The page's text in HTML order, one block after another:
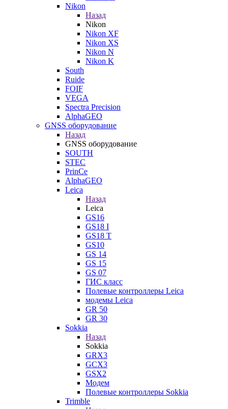
Nikon
Назад
Nikon
Nikon XF
Nikon XS
Nikon N
Nikon K
South
Ruide
FOIF
VEGA
Spectra Precision
AlphaGEO
GNSS оборудование
Назад
GNSS оборудование
SOUTH
STEC
PrinCe
AlphaGEO
Leica
Назад
Leica
GS16
GS18 I
GS18 T
GS10
GS 14
GS 15
GS 07
ГИС класс
Полевые контроллеры Leica
модемы Leica
GR 50
GR 30
Sokkia
Назад
Sokkia
GRX3
GCX3
GSX2
Модем
Полевые контроллеры Sokkia
Trimble